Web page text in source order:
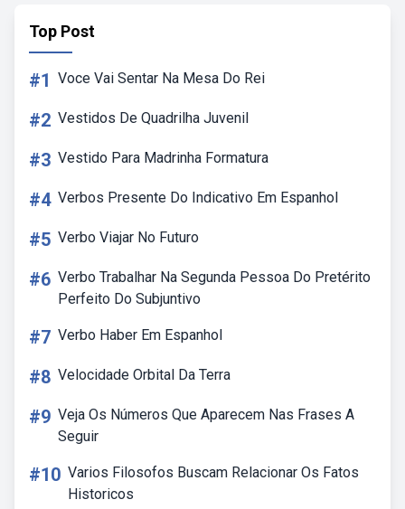
Top Post
#1 Voce Vai Sentar Na Mesa Do Rei
#2 Vestidos De Quadrilha Juvenil
#3 Vestido Para Madrinha Formatura
#4 Verbos Presente Do Indicativo Em Espanhol
#5 Verbo Viajar No Futuro
#6 Verbo Trabalhar Na Segunda Pessoa Do Pretérito
Perfeito Do Subjuntivo
#7 Verbo Haber Em Espanhol
#8 Velocidade Orbital Da Terra
#9 Veja Os Números Que Aparecem Nas Frases A
Seguir
#10 Varios Filosofos Buscam Relacionar Os Fatos
Historicos